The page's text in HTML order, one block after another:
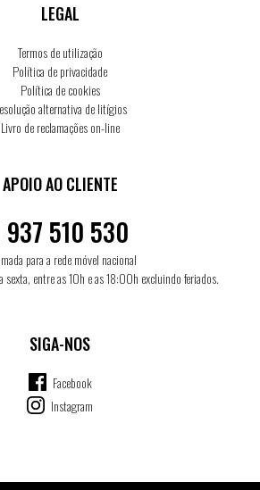
LEGAL
Termos de utilização
Política de privacidade
Política de cookies
alternativa de litígios
Livro de reclamações on-line
APOIO AO CLIENTE
937 510 530
para a rede móvel nacional
sexta, entre as 10h e as 18:00h excluindo feriados.
SIGA-NOS
Facebook
Instagram